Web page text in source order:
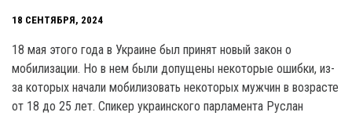
18 СЕНТЯБРЯ, 2024
18 мая этого года в Украине был принят новый закон о
мобилизации. Но в нем были допущены некоторые ошибки, из-
за которых начали мобилизовать некоторых мужчин в возрасте
от 18 до 25 лет. Спикер украинского парламента Руслан